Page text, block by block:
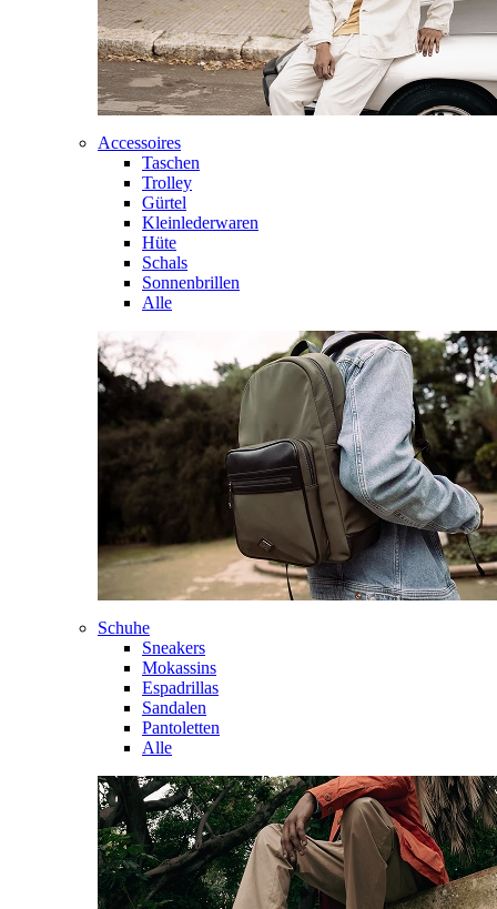
Accessoires
Taschen
Trolley
Gürtel
Kleinlederwaren
Hüte
Schals
Sonnenbrillen
Alle
Schuhe
Sneakers
Mokassins
Espadrillas
Sandalen
Pantoletten
Alle